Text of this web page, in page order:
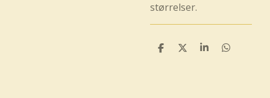
størrelser.
D
D
D
D